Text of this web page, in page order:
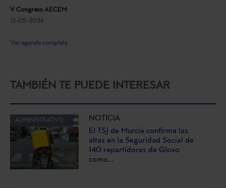
V Congreso AECEM
12-05-2026
Ver agenda completa
TAMBIÉN TE PUEDE INTERESAR
ADMINISTRATIVO
NOTICIA
El TSJ de Murcia confirma las
altas en la Seguridad Social de
140 repartidores de Glovo
como...